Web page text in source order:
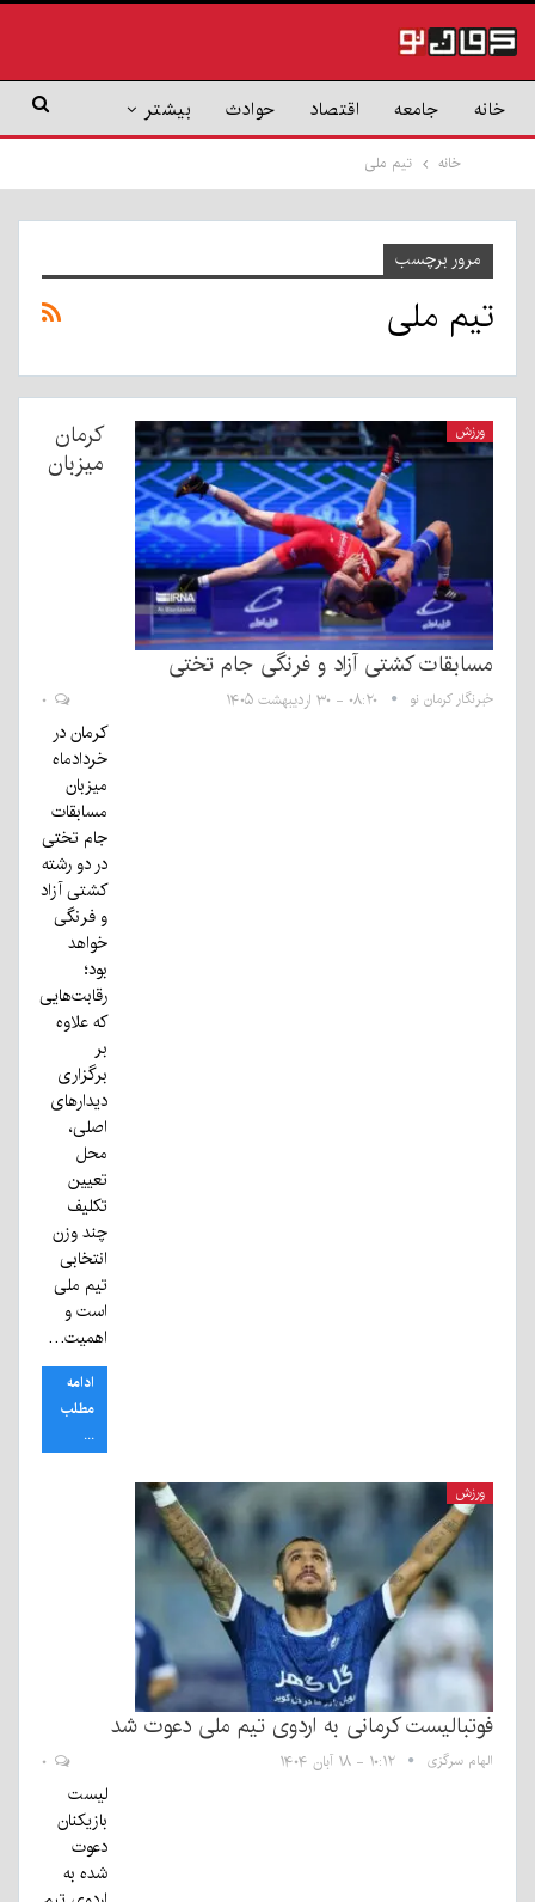
خانه جامعه اقتصاد حوادث بیشتر
خانه تیم ملی
مرور برچسب
تیم ملی
ورزش
کرمان
میزبان
مسابقات کشتی آزاد و فرنگی جام تختی
خبرنگار کرمان نو ۰۸:۲۰ - ۳۰ اردیبهشت ۱۴۰۵
کرمان در
خردادماه
میزبان
مسابقات
جام تختی
در دو رشته
کشتی آزاد
و فرنگی
خواهد
بود؛
رقابت‌هایی
که علاوه
بر
برگزاری
دیدارهای
اصلی،
محل
تعیین
تکلیف
چند وزن
انتخابی
تیم ملی
است و
اهمیت…
ادامه
مطلب
...
ورزش
فوتبالیست کرمانی به اردوی تیم ملی دعوت شد
الهام سرگزی ۱۰:۱۲ - ۱۸ آبان ۱۴۰۴
لیست
بازیکنان
دعوت
شده به